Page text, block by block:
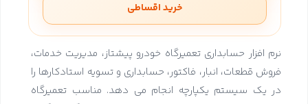
خرید اقساطی
نرم افزار حسابداری تعمیرگاه خودرو پیشتاز، مدیریت خدمات،
فروش قطعات، انبار، فاکتور، حسابداری و تسویه استادکارها را
در یک سیستم یکپارچه انجام می دهد. مناسب تعمیرگاه